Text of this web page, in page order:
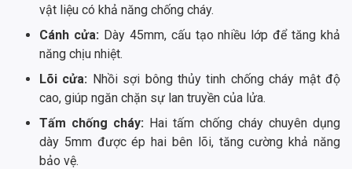
vật liệu có khả năng chống cháy.
Cánh cửa: Dày 45mm, cấu tạo nhiều lớp để tăng khả
năng chịu nhiệt.
Lõi cửa: Nhồi sợi bông thủy tinh chống cháy mật độ
cao, giúp ngăn chặn sự lan truyền của lửa.
Tấm chống cháy: Hai tấm chống cháy chuyên dụng
dày 5mm được ép hai bên lõi, tăng cường khả năng
bảo vệ.